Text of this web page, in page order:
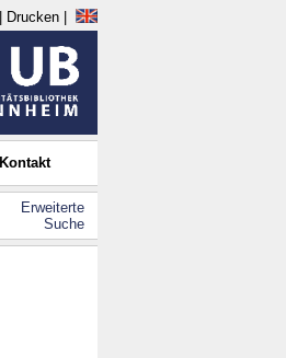
Drucken
Kontakt
Erweiterte
Suche